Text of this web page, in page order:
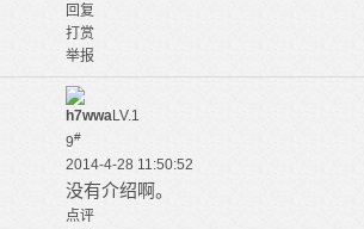
回复
打赏
举报
h7wwaLV.1
9#
2014-4-28 11:50:52
没有介绍啊。
点评